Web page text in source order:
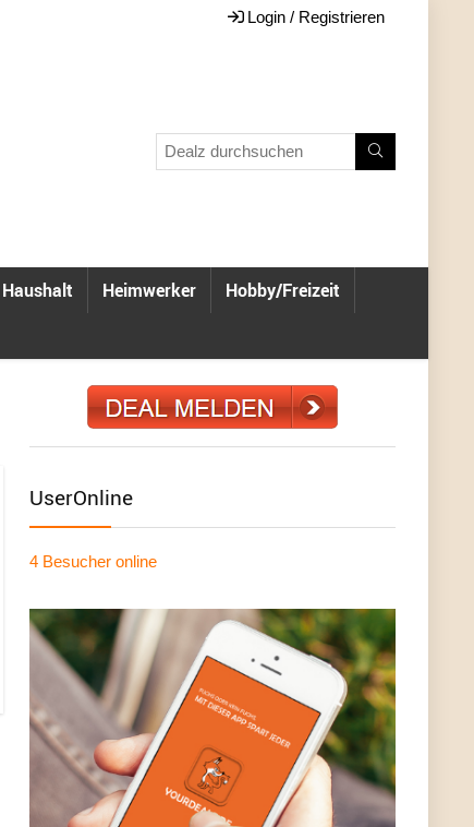
Login / Registrieren
Haushalt Heimwerker
Hobby/Freizeit
UserOnline
4 Besucher online